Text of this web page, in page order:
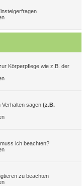
Körperpflege wie z.B. der
sagen (z.B.
ich beachten?
zu beachten